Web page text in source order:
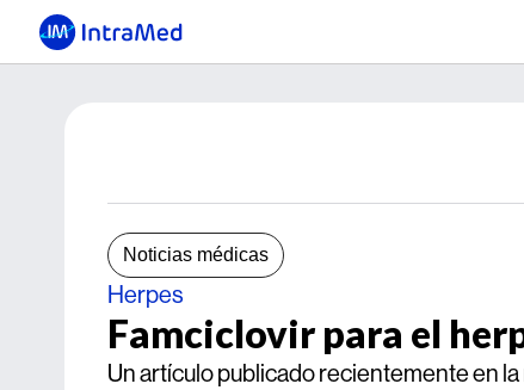
Noticias médicas
Herpes
Famciclovir para el
Un artículo publicado recientemente en